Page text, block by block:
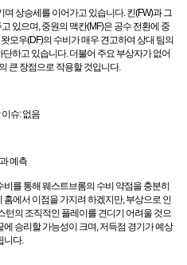
상승세를 이어가고 있습니다. 킨(FW)과 그
있으며, 중원의 맥칸(MF)은 공수 전환에 중
모우(DF)의 수비가 매우 견고하여 상대 팀의
하고 있습니다. 더불어 주요 부상자가 없어
큰 장점으로 작용할 것입니다.
이슈: 없음
예측
를 통해 웨스트브롬의 수비 약점을 충분히
에서 이점을 가지려 하겠지만, 부상으로 인
턴의 조직적인 플레이를 견디기 어려울 것으
승리할 가능성이 크며, 저득점 경기가 예상
니다.